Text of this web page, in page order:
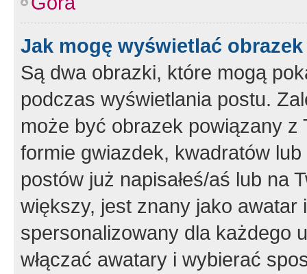
Jak mogę wyświetlać
Są dwa obrazki, które mogą
podczas wyświetlania postu.
może być obrazek powiązany z
formie gwiazdek, kwadratów
postów już napisałeś/aś lub na
większy, jest znany jako
spersonalizowany dla każdego
włączać awatary i wybierać